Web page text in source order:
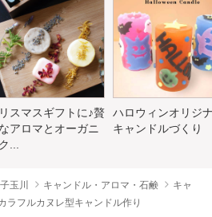
スマスギフトに♪贅
アロマとオーガニ
...
ハロウィンオリジ
キャンドルづくり
玉川 キャンドル・アロマ・石鹸
キャ
フルカヌレ型キャンドル作り